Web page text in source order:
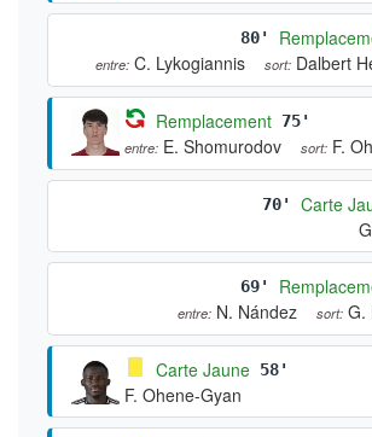
80'
entre: C. Lykogiannis sort: Dalbert
Remplacement 75'
entre: E. Shomurodov sort: F.
70'
Carte
69'
entre: N. Nández sort: G.
Carte Jaune 58'
F. Ohene-Gyan